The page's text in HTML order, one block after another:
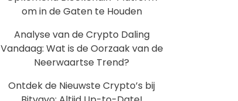
om in de Gaten te Houden
Analyse van de Crypto Daling
Vandaag: Wat is de Oorzaak van de
Neerwaartse Trend?
Ontdek de Nieuwste Crypto’s bij